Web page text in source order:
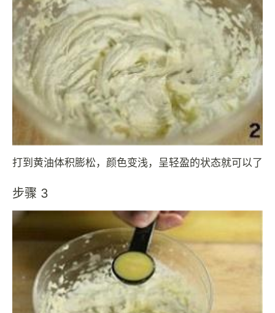
打到黄油体积膨松，颜色变浅，呈轻盈的状态就可以了
步骤 3